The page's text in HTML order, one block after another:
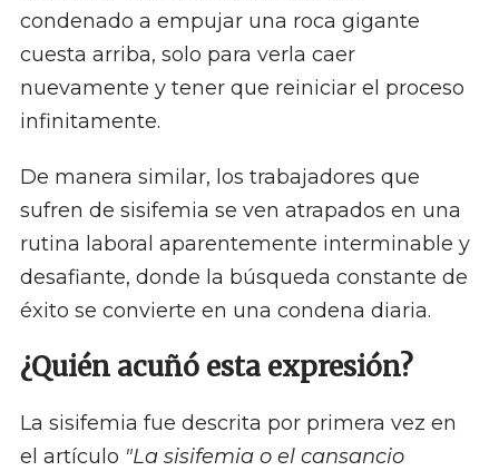
condenado a empujar una roca gigante
cuesta arriba, solo para verla caer
nuevamente y tener que reiniciar el proceso
infinitamente.
De manera similar, los trabajadores que
sufren de sisifemia se ven atrapados en una
rutina laboral aparentemente interminable y
desafiante, donde la búsqueda constante de
éxito se convierte en una condena diaria.
¿Quién acuñó esta expresión?
La sisifemia fue descrita por primera vez en
el artículo "La sisifemia o el cansancio